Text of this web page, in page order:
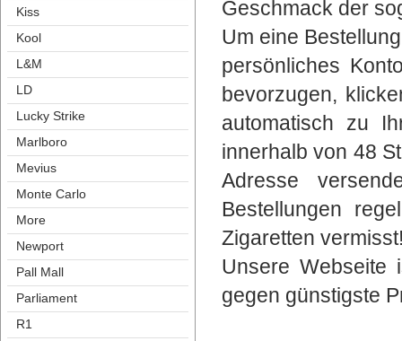
Ki
Kool
L&M
LD
Lucky Strike
Marlboro
Meviu
Monte Carlo
More
Newport
Pall Mall
Parliament
R1
Geschmack der
Um eine
persönliches
bevorzugen,
automatisch zu
innerhalb von 48
Adresse
Bestellungen
Zigaretten
Unsere Webseite
gegen günstigste